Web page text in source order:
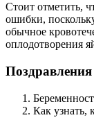
Стоит отметить,
ошибки,
обычное
оплодотворения
Поздравления
Как узнать,